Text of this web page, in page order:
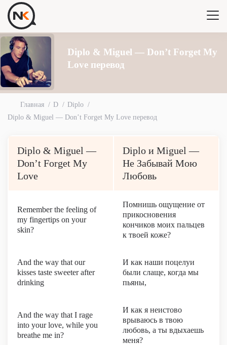
Diplo & Miguel — Don’t Forget My
Love перевод
Главная D
Diplo
Diplo & Miguel — Don’t Forget My Love перевод
Diplo & Miguel —
Don’t Forget My
Love
Diplo и Miguel —
Не Забывай Мою
Любовь
Remember the feeling of
my fingertips on your
skin?
Помнишь ощущение от
прикосновения
кончиков моих пальцев
к твоей коже?
And the way that our
kisses taste sweeter after
drinking
И как наши поцелуи
были слаще, когда мы
пьяны,
And the way that I rage
into your love, while you
breathe me in?
И как я неистово
врываюсь в твою
любовь, а ты вдыхаешь
меня?